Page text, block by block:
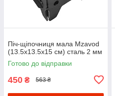
Піч-щіпочниця мала Mzavod
(13.5х13.5х15 см) сталь 2 мм
Готово до відправки
450 ₴ 563 ₴